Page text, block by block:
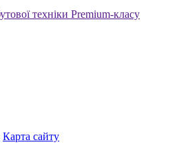
Карта сайту